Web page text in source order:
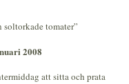
tomater”
2008
att sitta och prata